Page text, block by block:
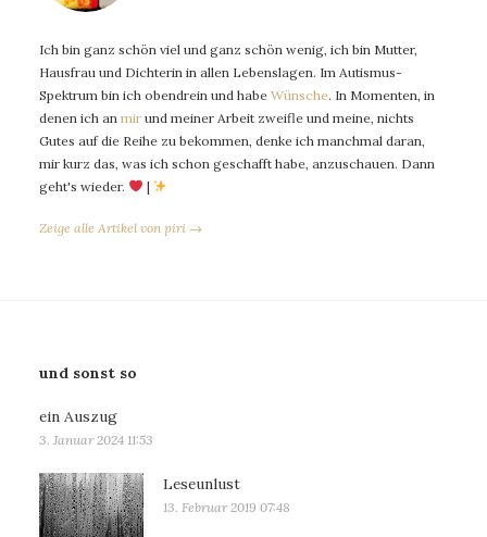
Ich bin ganz schön viel und ganz schön wenig, ich bin Mutter,
Hausfrau und Dichterin in allen Lebenslagen. Im Autismus-
Spektrum bin ich obendrein und habe Wünsche. In Momenten, in
denen ich an mir und meiner Arbeit zweifle und meine, nichts
Gutes auf die Reihe zu bekommen, denke ich manchmal daran,
mir kurz das, was ich schon geschafft habe, anzuschauen. Dann
geht's wieder.
|
Zeige alle Artikel von piri →
und sonst so
ein Auszug
3. Januar 2024 11:53
Leseunlust
13. Februar 2019 07:48